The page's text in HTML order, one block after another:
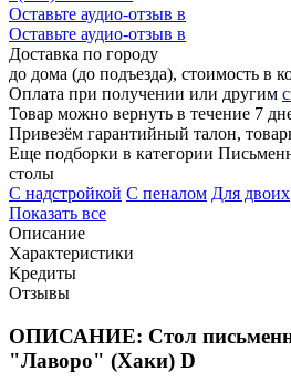
Оставьте аудио-отзыв в
Оставьте аудио-отзыв в
Доставка по городу
до дома (до подъезда), стоимость в
Оплата при получении или другим
Товар можно вернуть в течение 7
Привезём гарантийный талон,
Еще подборки в категории
столы
C надстройкой C пеналом Для двоих
Показать все
Описание
Характеристики
Кредиты
Отзывы
ОПИСАНИЕ: Стол
"Лаворо" (Хаки) D